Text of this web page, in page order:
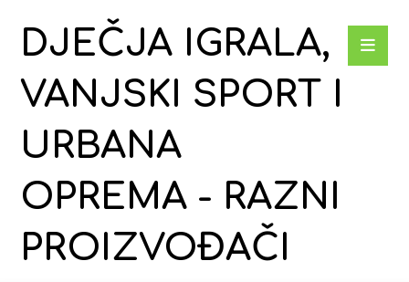
DJEČJA IGRALA,
VANJSKI SPORT I
URBANA
OPREMA - RAZNI
PROIZVOĐAČI